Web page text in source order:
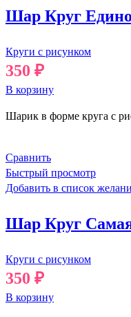
Шар Круг
Круги с рисунком
350 ₽
В корзину
Шарик в форме круга с
Сравнить
Быстрый просмотр
Добавить в список
Шар Круг
Круги с рисунком
350 ₽
В корзину